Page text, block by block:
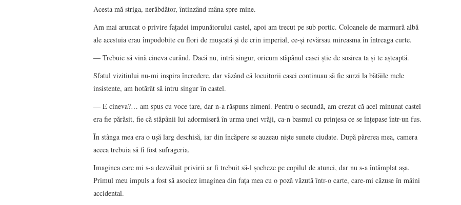
Acesta mă striga, nerăbdător, întinzând mâna spre mine.
Am mai aruncat o privire faţadei impunătorului castel, apoi am trecut pe sub portic. Coloanele de marmură albă
ale acestuia erau împodobite cu flori de muşcată şi de crin imperial, ce-şi revărsau mireasma în întreaga curte.
― Trebuie să vină cineva curând. Dacă nu, intră singur, oricum stăpânul casei ştie de sosirea ta şi te aşteaptă.
Sfatul vizitiului nu-mi inspira încredere, dar văzând că locuitorii casei continuau să fie surzi la bătăile mele
insistente, am hotărât să intru singur în castel.
― E cineva?… am spus cu voce tare, dar n-a răspuns nimeni. Pentru o secundă, am crezut că acel minunat castel
era fie părăsit, fie că stăpânii lui adormiseră în urma unei vrăji, ca-n basmul cu prinţesa ce se înţepase într-un fus.
În stânga mea era o uşă larg deschisă, iar din încăpere se auzeau nişte sunete ciudate. După părerea mea, camera
aceea trebuia să fi fost sufrageria.
Imaginea care mi s-a dezvăluit privirii ar fi trebuit să-l şocheze pe copilul de atunci, dar nu s-a întâmplat aşa.
Primul meu impuls a fost să asociez imaginea din faţa mea cu o poză văzută într-o carte, care-mi căzuse în mâini
accidental.